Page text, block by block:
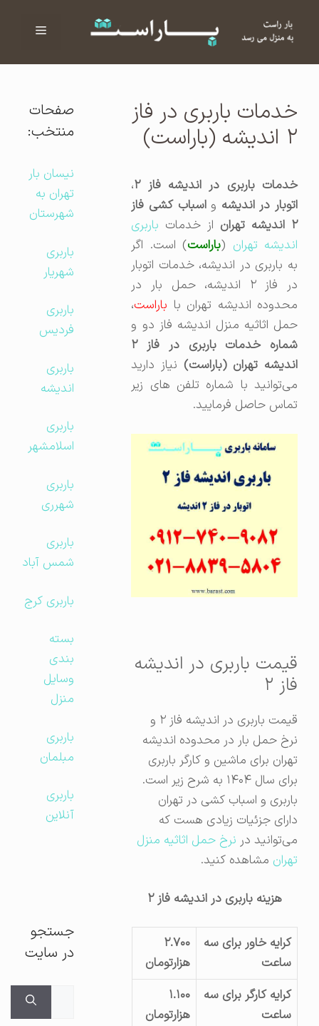
فهرست
خدمات باربری در فاز
خدمات باربری در اندیشه فاز ۲
،
اتوبار در اندیشهواسباب کشی فاز
از خدماتباربری
اندیشه تهران(باراست) است. اگر
به باربری در اندیشه، خدمات اتوبار
در فاز ۲ اندیشه، حمل بار در
محدوده اندیشه تهران باباراست،
حمل اثاثیه منزل اندیشه فاز دو و
شماره خدمات باربری در فاز ۲
اندیشه تهران (باراست)نیاز دارید
می‌توانید با شماره تلفن های زیر
تماس حاصل فرمایید.
قیمت باربری در اندیشه
فاز ۲
قیمت باربری در اندیشه فاز ۲ و
نرخ حمل بار در محدوده اندیشه
تهران برای ماشین و کارگر باربری
برای سال ۱۴۰۴ به شرح زیر است.
باربری و اسباب کشی در تهران
دارای جزئیات زیادی هست که
می‌توانید درنرخ حمل اثاثیه منزل
تهرانمشاهده کنید.
هزینه باربری در اندیشه فاز ۲
کرایه خاور برای سه
ساعت
۲.۷۰۰
هزارتومان
کرایه کارگر برای سه
ساعت
۱.۱۰۰
هزارتومان
صفحات
منتخب:
نیسان بار
تهران به
شهرستان
باربری
شهریار
باربری
فردیس
باربری
اندیشه
باربری
اسلامشهر
باربری
شهرری
باربری
شمس آباد
باربری کرج
بسته
بندی
وسایل
منزل
باربری
مبلمان
باربری
آنلاین
جستجو
در سایت